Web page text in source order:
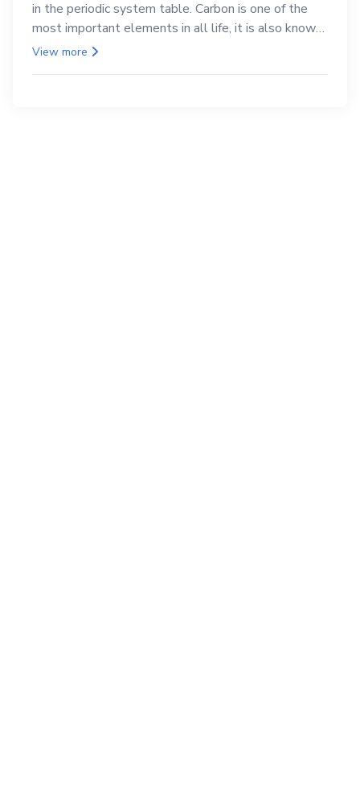
in the periodic system table. Carbon is one of the
most important elements in all life, it is also known
as the back.
View more